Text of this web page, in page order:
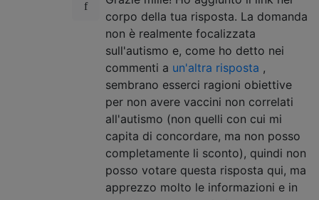
corpo della tua risposta. La domanda
non è realmente focalizzata
sull'autismo e, come ho detto nei
commenti a un'altra risposta ,
sembrano esserci ragioni obiettive
per non avere vaccini non correlati
all'autismo (non quelli con cui mi
capita di concordare, ma non posso
completamente li sconto), quindi non
posso votare questa risposta qui, ma
apprezzo molto le informazioni e in